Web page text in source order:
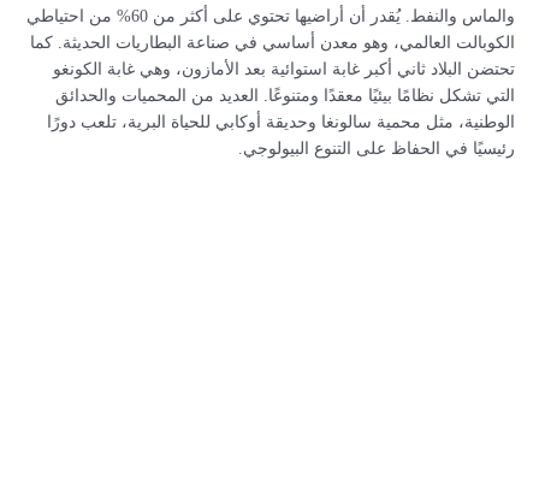
والماس والنفط. يُقدر أن أراضيها تحتوي على أكثر من 60% من احتياطي
الكوبالت العالمي، وهو معدن أساسي في صناعة البطاريات الحديثة. كما
تحتضن البلاد ثاني أكبر غابة استوائية بعد الأمازون، وهي غابة الكونغو
التي تشكل نظامًا بيئيًا معقدًا ومتنوعًا. العديد من المحميات والحدائق
الوطنية، مثل محمية سالونغا وحديقة أوكابي للحياة البرية، تلعب دورًا
رئيسيًا في الحفاظ على التنوع البيولوجي.